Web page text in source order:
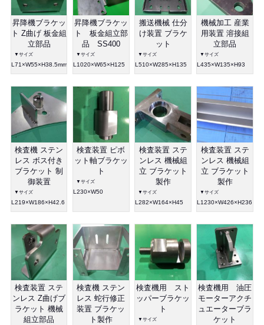
昇降機ブラケッ
ト Z曲げ 板金組
立部品
▼サイズ
L71×W55×H38.5mm
昇降機ブラケッ
ト 板金組立部
品 SS400
▼サイズ
L1020×W65×H125
搬送機械 仕分
け装置 ブラケ
ット
▼サイズ
L510×W285×H135
機械加工 産業
用装置 溶接組
立部品
▼サイズ
L435×W135×H93
検査機 ステン
レス ボス付き
ブラケット 制
御装置
▼サイズ
L219×W186×H42.6
検査装置 ピボ
ット軸ブラケッ
ト
▼サイズ
L230×W50
検査装置 ステ
ンレス 機械組
立 ブラケット
製作
▼サイズ
L282×W164×H45
検査装置 ステ
ンレス 機械組
立 ブラケット
製作
▼サイズ
L1230×W426×H236
検査装置 ステ
ンレス Z曲げブ
ラケット 機械
組立部品
検査機 ステン
レス 蛇行修正
装置 ブラケッ
ト製作
検査機用 スト
ッパーブラケッ
ト
▼サイズ
検査機用 油圧
モーターアクチ
ュエーターブラ
ケット